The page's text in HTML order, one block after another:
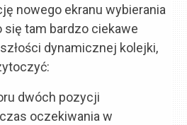
nowego ekranu wybierania
się tam bardzo ciekawe
dynamicznej kolejki,
dwóch pozycji
oczekiwania w